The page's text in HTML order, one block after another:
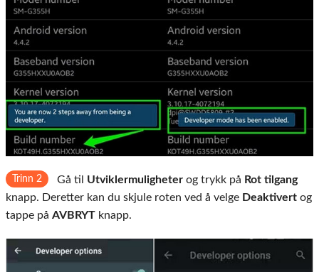
Trinn 2 Gå til Utviklermuligheter og trykk på Rot tilgang
knapp. Deretter kan du skjule roten ved å velge Deaktivert og
tappe på AVBRYT knapp.